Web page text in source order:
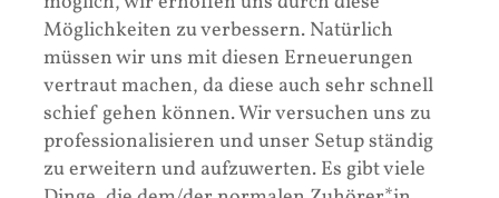
Möglichkeiten zu verbessern. Natürlich
müssen wir uns mit diesen Erneuerungen
vertraut machen, da diese auch sehr schnell
schief gehen können. Wir versuchen uns zu
professionalisieren und unser Setup ständig
zu erweitern und aufzuwerten. Es gibt viele